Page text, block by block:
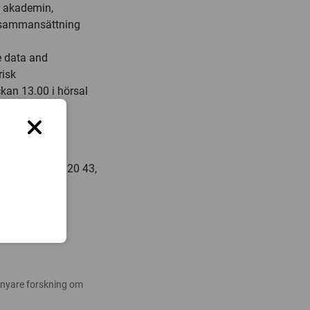
data and
13.00 i hörsal
36, 0701-72 20 43,
forskning om